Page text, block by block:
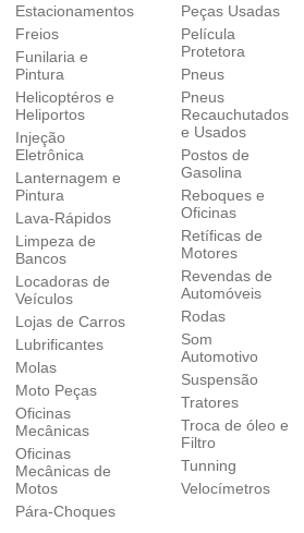
Estacionamentos
Freios
Funilaria e
Pintura
Helicoptéros e
Heliportos
Injeção
Eletrônica
Lanternagem e
Pintura
Lava-Rápidos
Limpeza de
Bancos
Locadoras de
Veículos
Lojas de Carros
Lubrificantes
Molas
Moto Peças
Oficinas
Mecânicas
Oficinas
Mecânicas de
Motos
Pára-Choques
Peças Usadas
Película
Protetora
Pneus
Pneus
Recauchutados
e Usados
Postos de
Gasolina
Reboques e
Oficinas
Retíficas de
Motores
Revendas de
Automóveis
Rodas
Som
Automotivo
Suspensão
Tratores
Troca de óleo e
Filtro
Tunning
Velocímetros